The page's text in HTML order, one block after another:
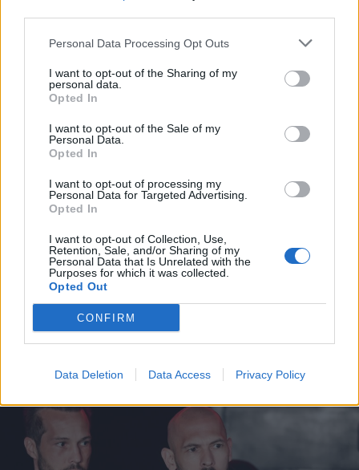
Personal Data Processing Opt Outs
I want to opt-out of the Sharing of my
personal data.
Opted In
I want to opt-out of the Sale of my
Personal Data.
Opted In
I want to opt-out of processing my
Personal Data for Targeted Advertising.
Opted In
I want to opt-out of Collection, Use,
Retention, Sale, and/or Sharing of my
Personal Data that Is Unrelated with the
Purposes for which it was collected.
Opted Out
CONFIRM
Data Deletion Data Access Privacy Policy
2026. augusztus 09., vasárnap
Nem csak nálunk van gond:
történelmi mélyponton az Egyesült
Államok legnagyobb
víztározójának szintje